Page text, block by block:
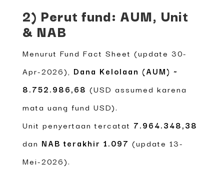
2) Perut fund: AUM, Unit
& NAB
Menurut Fund Fact Sheet (update 30-
Apr-2026), Dana Kelolaan (AUM) ~
8.752.986,68 (USD assumed karena
mata uang fund USD).
Unit penyertaan tercatat 7.964.348,38
dan NAB terakhir 1.097 (update 13-
Mei-2026).